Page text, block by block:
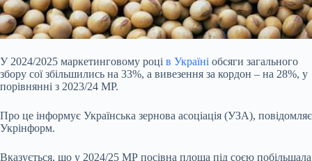
У 2024/2025 маркетинговому році в Україні обсяги загального
збору сої збільшились на 33%, а вивезення за кордон – на 28%, у
порівнянні з 2023/24 МР.
Про це інформує Українська зернова асоціація (УЗА), повідомляє
Укрінформ.
Вказується, що у 2024/25 МР посівна площа під соєю побільшала